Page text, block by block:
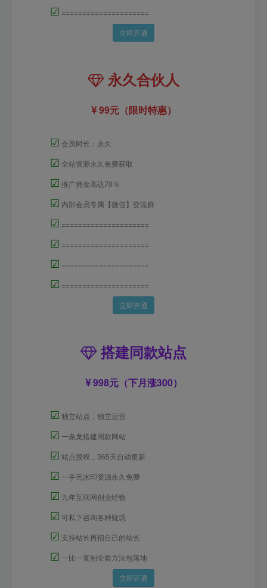
☑ =====================
立即开通
永久合伙人
99元（限时特惠）
☑ 会员时长：永久
☑ 全站资源永久免费获取
☑ 推广佣金高达70％
☑ 内部会员专属【微信】交流群
☑ =====================
☑ =====================
☑ =====================
☑ =====================
立即开通
搭建同款站点
998元（下月涨300）
☑ 独立站点，独立运营
☑ 一条龙搭建同款网站
☑ 站点授权，365天自动更新
☑ 一手无水印资源永久免费
☑ 九年互联网创业经验
☑ 可私下咨询各种疑惑
☑ 支持站长再招自己的站长
☑ 一比一复制全套方法包落地
立即开通